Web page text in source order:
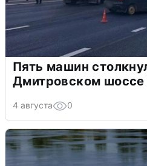
Пять машин
Дмитровском
4 августа 0